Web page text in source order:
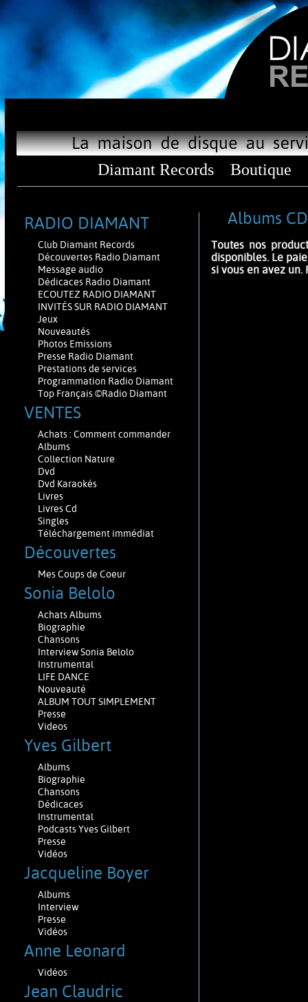
Diamant Records Boutique
RADIO DIAMANT
Club Diamant Records
Découvertes Radio Diamant
Message audio
Dédicaces Radio Diamant
ECOUTEZ RADIO DIAMANT
INVITÉS SUR RADIO DIAMANT
Jeux
Nouveautés
Photos Emissions
Presse Radio Diamant
Prestations de services
Programmation Radio Diamant
Top Français ©Radio Diamant
VENTES
Achats : Comment commander
Albums
Collection Nature
Dvd
Dvd Karaokés
Livres
Livres Cd
Singles
Téléchargement immédiat
Découvertes
Mes Coups de Coeur
Sonia Belolo
Achats Albums
Biographie
Chansons
Interview Sonia Belolo
Instrumental
LIFE DANCE
Nouveauté
ALBUM TOUT SIMPLEMENT
Presse
Videos
Yves Gilbert
Albums
Biographie
Chansons
Dédicaces
Instrumental
Podcasts Yves Gilbert
Presse
Vidéos
Jacqueline Boyer
Albums
Interview
Presse
Vidéos
Anne Leonard
Vidéos
Jean Claudric
Albums
Toutes nos
disponibles. Le
si vous en avez un.